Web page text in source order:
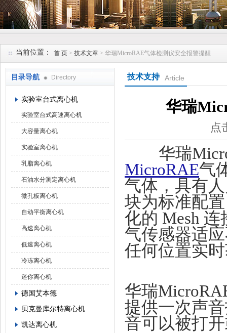
当前位置： 首 页 > 技术文章 > 华瑞MicroRAE气体检测仪安全报警提醒
目录导航 Directory
实验室台式离心机
实验室台式高速离心机
大容量离心机
实验室离心机
乳脂离心机
石油水分测定离心机
微孔板离心机
自动平衡离心机
高速离心机
低速离心机
冷冻离心机
迷你离心机
德国艾本德
贝克曼库尔特离心机
凯达离心机
技术支持 Article
华瑞
点
华瑞
MicroRAE气
气体，具有
块为标准配
化的 Mesh
气传感器适
任何位置实
华瑞
提供一次声
音可以被打